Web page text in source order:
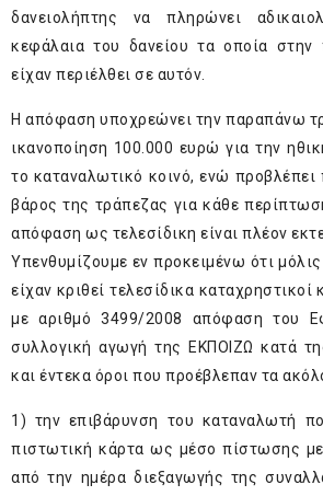
δανειολήπτης να πληρώνει
κεφάλαια του δανείου τα οποία στην
είχαν περιέλθει σε αυτόν.
Η απόφαση υποχρεώνει την παραπάνω
ικανοποίηση 100.000 ευρώ για την
το καταναλωτικό κοινό, ενώ
βάρος της τράπεζας για κάθε
απόφαση ως τελεσίδικη είναι πλέον
Υπενθυμίζουμε εν προκειμένω ότι
είχαν κριθεί τελεσίδικα καταχρηστικοί
με αριθμό 3499/2008 απόφαση του
συλλογική αγωγή της ΕΚΠΟΙΖΩ κατά
και έντεκα όροι που προέβλεπαν τα
1) την επιβάρυνση του καταναλωτή
πιστωτική κάρτα ως μέσο πίστωσης
από την ημέρα διεξαγωγής της